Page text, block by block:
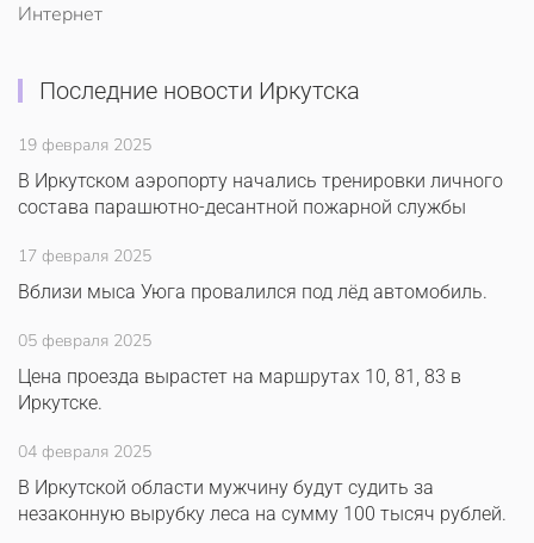
Интернет
Последние новости Иркутска
19 февраля 2025
В Иркутском аэропорту начались тренировки личного
состава парашютно-десантной пожарной службы
17 февраля 2025
Вблизи мыса Уюга провалился под лёд автомобиль.
05 февраля 2025
Цена проезда вырастет на маршрутах 10, 81, 83 в
Иркутске.
04 февраля 2025
В Иркутской области мужчину будут судить за
незаконную вырубку леса на сумму 100 тысяч рублей.